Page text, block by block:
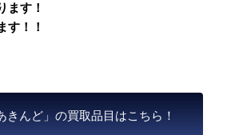
ます！
す！！
きんど」の買取品目はこちら！